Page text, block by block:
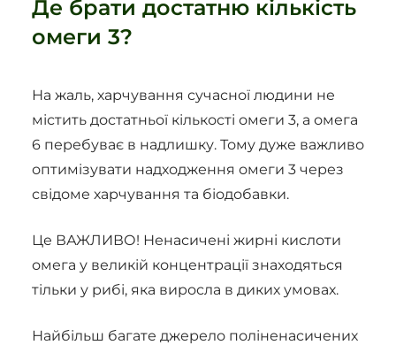
Де брати достатню кількість
омеги 3?
На жаль, харчування сучасної людини не
містить достатньої кількості омеги 3, а омега
6 перебуває в надлишку. Тому дуже важливо
оптимізувати надходження омеги 3 через
свідоме харчування та біодобавки.
Це ВАЖЛИВО! Ненасичені жирні кислоти
омега у великій концентрації знаходяться
тільки у рибі, яка виросла в диких умовах.
Найбільш багате джерело поліненасичених